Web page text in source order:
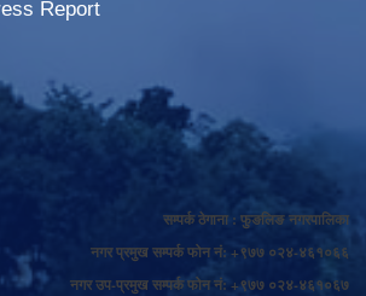
Report
सम्पर्क ठेगाना : फुङलिङ नगरपालिका
नगर प्रमुख सम्पर्क फोन नं: +९७७ ०२४-४६१०६६
नगर उप-प्रमुख सम्पर्क फोन नं: +९७७ ०२४-४६१०६७